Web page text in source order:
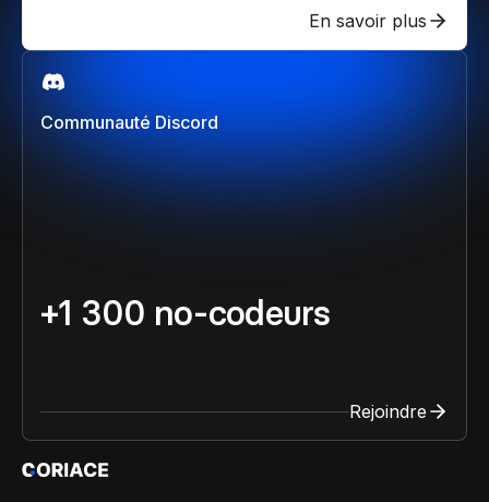
Communauté Discord
+1 300 no-codeurs
Rejoindre
En savoir plus